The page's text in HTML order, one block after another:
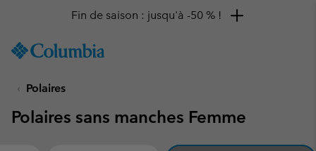
TO
SKIP
MAIN
Fin de saison : jusqu'à -50 % !
Polaires
Polaires sans manches Femme